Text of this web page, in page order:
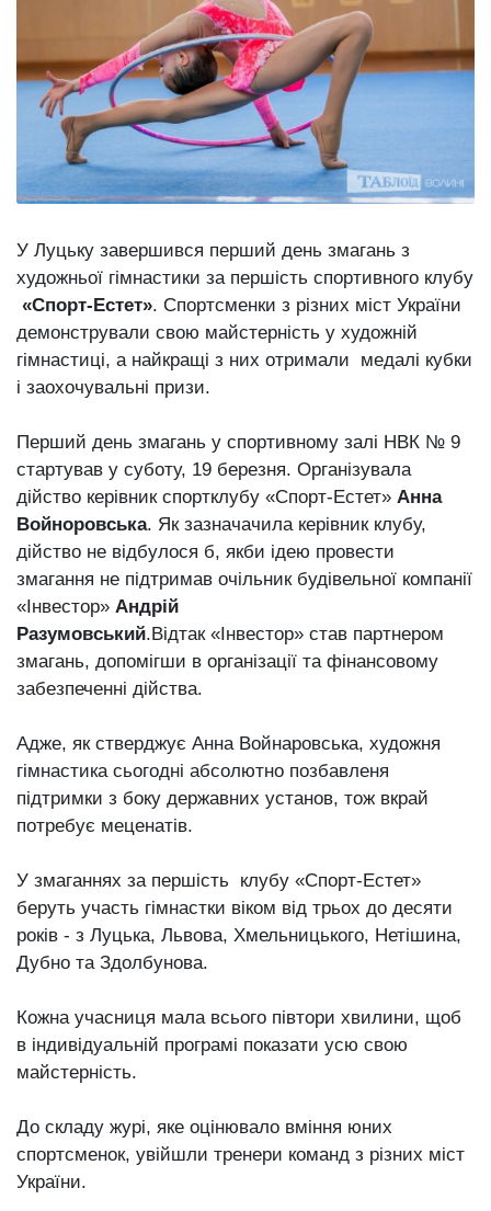
залишив у
Луцьку
три...
27 Липня 2026
672 переглядів
Всі розділи
Персона
Лайф
ZONE 18+
Контакти
Політика конфіденційності
У Луцьку завершився перший день змагань з
художньої гімнастики за першість спортивного клубу
«Спорт-Естет». Спортсменки з різних міст України
демонстрували свою майстерність у художній
гімнастиці, а найкращі з них отримали медалі кубки
і заохочувальні призи.
Перший день змагань у спортивному залі НВК № 9
стартував у суботу, 19 березня. Організувала
дійство керівник спортклубу «Спорт-Естет» Анна
Войноровська. Як зазначачила керівник клубу,
дійство не відбулося б, якби ідею провести
змагання не підтримав очільник будівельної компанії
«Інвестор» Андрій
Разумовський.Відтак «Інвестор» став партнером
змагань, допомігши в організації та фінансовому
забезпеченні дійства.
Адже, як стверджує Анна Войнаровська, художня
гімнастика сьогодні абсолютно позбавленя
підтримки з боку державних установ, тож вкрай
потребує меценатів.
У змаганнях за першість клубу «Спорт-Естет»
беруть участь гімнастки віком від трьох до десяти
років - з Луцька, Львова, Хмельницького, Нетішина,
Дубно та Здолбунова.
Кожна учасниця мала всього півтори хвилини, щоб
в індивідуальній програмі показати усю свою
майстерність.
До складу журі, яке оцінювало вміння юних
спортсменок, увійшли тренери команд з різних міст
України.